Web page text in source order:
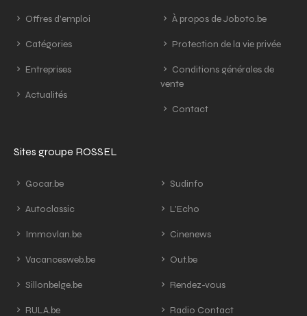
Offres d'emploi
Catégories
Entreprises
Actualités
À propos de Joboto.be
Protection de la vie privée
Conditions générales de
vente
Contact
Sites groupe ROSSEL
Gocar.be
Autoclassic
Immovlan.be
Vacancesweb.be
Sillonbelge.be
RULA.be
Sudinfo
L'Echo
Cinenews
Out.be
Rendez-vous
Radio Contact